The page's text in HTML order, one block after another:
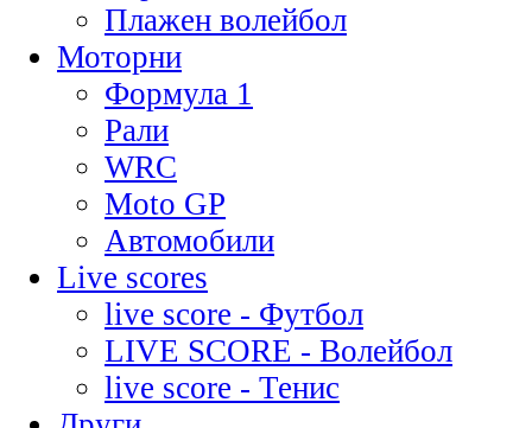
Плажен волейбол
Моторни
Формула 1
Рали
WRC
Moto GP
Автомобили
Live scores
live score - Футбол
LIVE SCORE - Волейбол
live score - Тенис